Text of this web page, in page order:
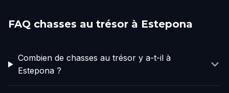
FAQ chasses au trésor à Estepona
Combien de chasses au trésor y a-t-il à
Estepona ?